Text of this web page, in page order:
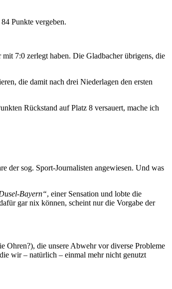
Punkte vergeben.
7:0 zerlegt haben. Die Gladbacher übrigens, die
die damit nach drei Niederlagen den ersten
Rückstand auf Platz 8 versauert, mache ich
der sog. Sport-Journalisten angewiesen. Und was
Bayern“, einer Sensation und lobte die
gar nix können, scheint nur die Vorgabe der
Ohren?), die unsere Abwehr vor diverse Probleme
wir – natürlich – einmal mehr nicht genutzt